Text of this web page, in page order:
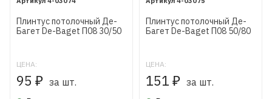
Плинтус потолочный Де-
Багет De-Baget П08 30/50
ЦЕНА:
95 ₽ за шт.
Плинтус потолочный Де-
Багет De-Baget П08 50/80
ЦЕНА:
151 ₽ за шт.